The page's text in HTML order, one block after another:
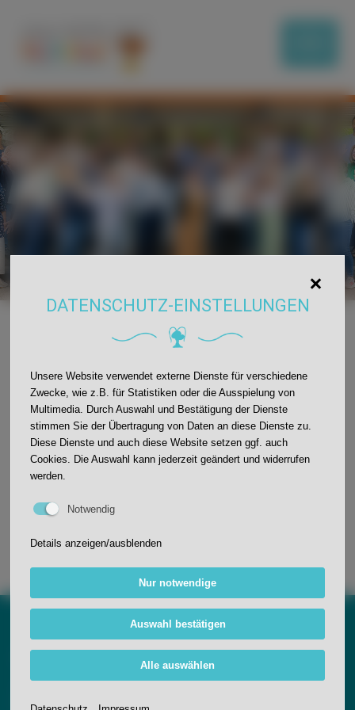
Kerstin Thiede
thiede.kerstin@jws-
oberkirch.de
DATENSCHUTZ-EINSTELLUNGEN
Unsere Website verwendet externe Dienste für verschiedene
Zwecke, wie z.B. für Statistiken oder die Ausspielung von
Multimedia. Durch Auswahl und Bestätigung der Dienste
stimmen Sie der Übertragung von Daten an diese Dienste zu.
Diese Dienste und auch diese Website setzen ggf. auch
Cookies. Die Auswahl kann jederzeit geändert und widerrufen
werden.
Notwendig
Details anzeigen/ausblenden
Nur notwendige
Auswahl bestätigen
Alle auswählen